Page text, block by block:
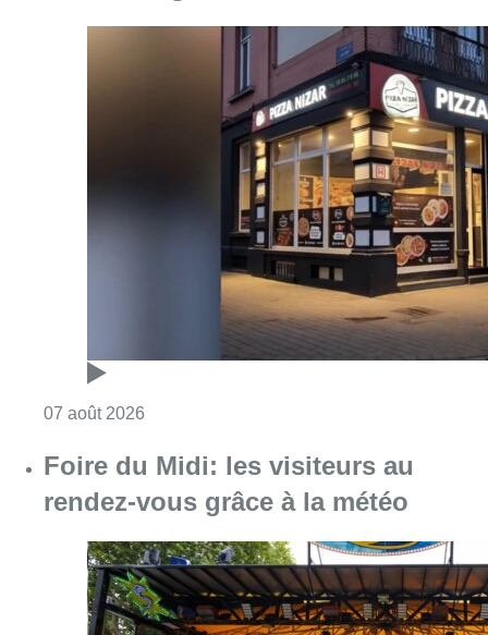
Consulter l'article "Pizza Nizar: un coup de
Foire du Midi: les visiteurs au
rendez-vous grâce à la météo